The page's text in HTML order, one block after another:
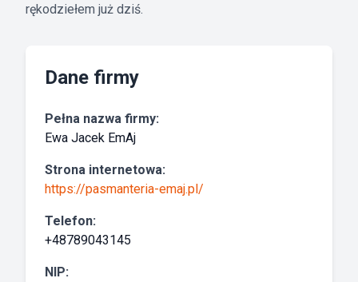
rękodziełem już dziś.
Dane firmy
Pełna nazwa firmy:
Ewa Jacek EmAj
Strona internetowa:
https://pasmanteria-emaj.pl/
Telefon:
+48789043145
NIP: